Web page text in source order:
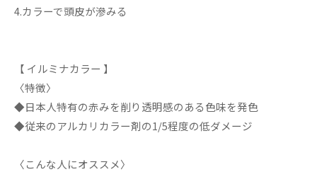
4.カラーで頭皮が滲みる
【 イルミナカラー 】
〈特徴〉
◆日本人特有の赤みを削り透明感のある色味を発色
◆従来のアルカリカラー剤の1/5程度の低ダメージ
〈こんな人にオススメ〉